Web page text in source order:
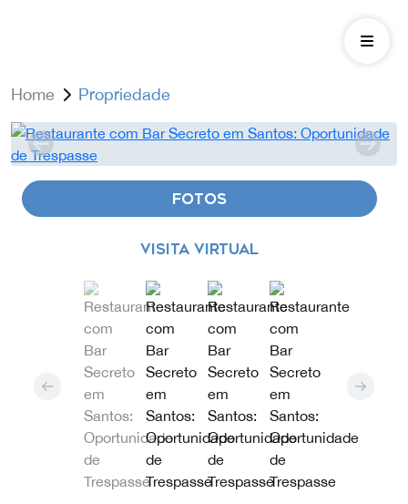
Home Propriedade
FOTOS
VISITA VIRTUAL